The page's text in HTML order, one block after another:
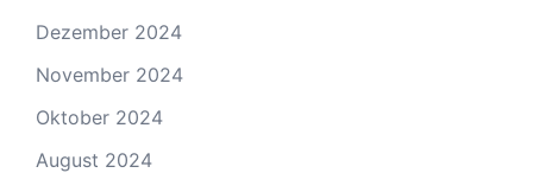
Dezember 2024
November 2024
Oktober 2024
August 2024